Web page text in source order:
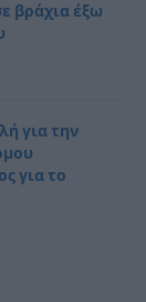
βράχια έξω
για την
για το